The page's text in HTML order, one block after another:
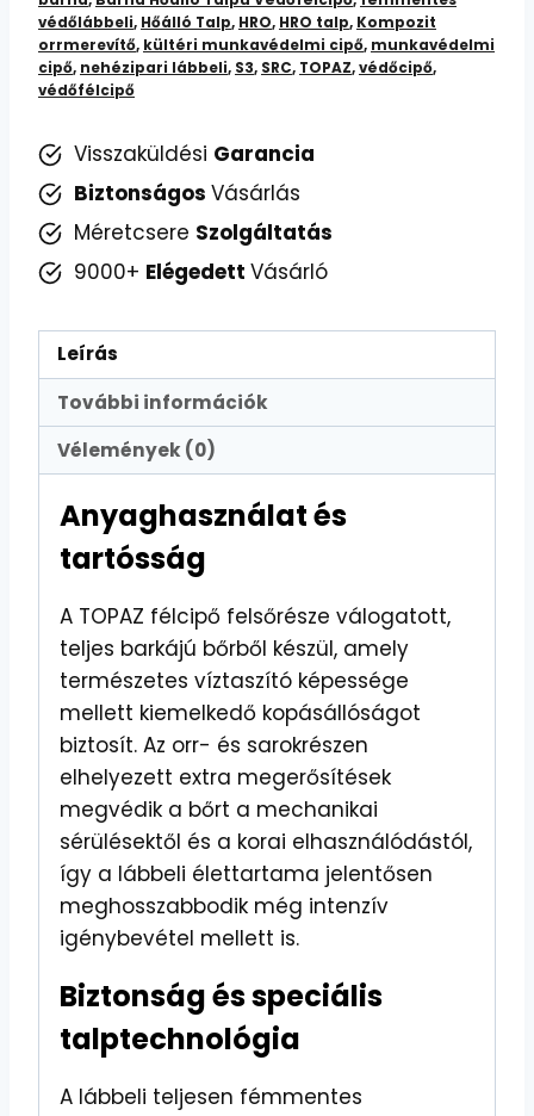
Talpú
Védőfélcipő
mennyiség
védőlábbeli, Hőálló Talp, HRO, HRO talp, Kompozit
orrmerevítő, kültéri munkavédelmi cipő, munkavédelmi
cipő, nehézipari lábbeli, S3, SRC, TOPAZ,védőcipő,
védőfélcipő
Visszaküldési Garancia
Biztonságos Vásárlás
Méretcsere Szolgáltatás
9000+ Elégedett Vásárló
Leírás
További információk
Vélemények (0)
Anyaghasználat és
tartósság
A TOPAZ félcipő felsőrésze válogatott,
teljes barkájú bőrből készül, amely
természetes víztaszító képessége
mellett kiemelkedő kopásállóságot
biztosít. Az orr- és sarokrészen
elhelyezett extra megerősítések
megvédik a bőrt a mechanikai
sérülésektől és a korai elhasználódástól,
így a lábbeli élettartama jelentősen
meghosszabbodik még intenzív
igénybevétel mellett is.
Biztonság és speciális
talptechnológia
A lábbeli teljesen fémmentes